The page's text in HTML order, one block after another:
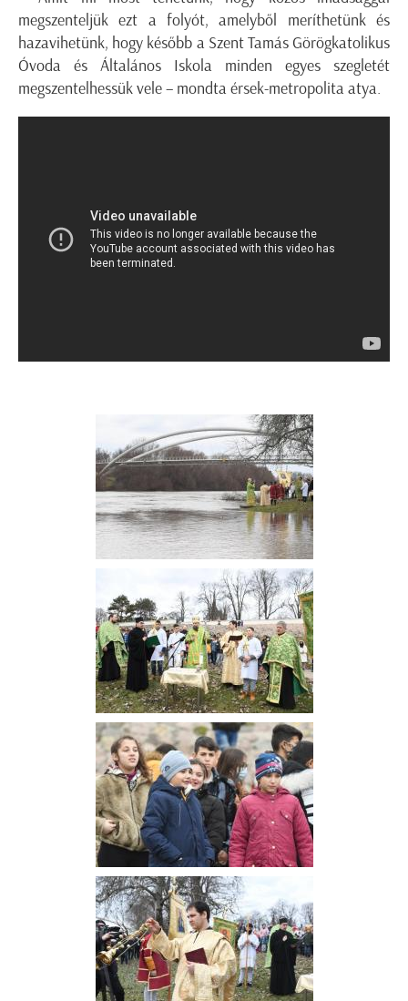
megszenteljük ezt a folyót, amelyből meríthetünk és
hazavihetünk, hogy később a Szent Tamás Görögkatolikus
Óvoda és Általános Iskola minden egyes szegletét
megszentelhessük vele – mondta érsek-metropolita atya.